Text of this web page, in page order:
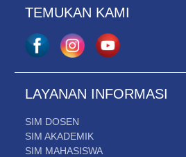
TEMUKAN KAMI
LAYANAN INFORMASI
SIM DOSEN
SIM AKADEMIK
SIM MAHASISWA